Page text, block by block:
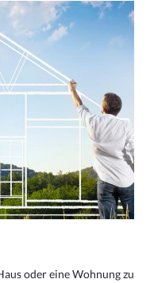
oder eine Wohnung zu